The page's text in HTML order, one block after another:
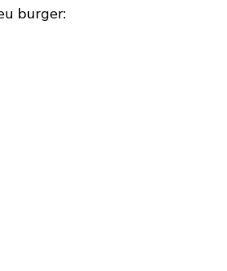
burger: